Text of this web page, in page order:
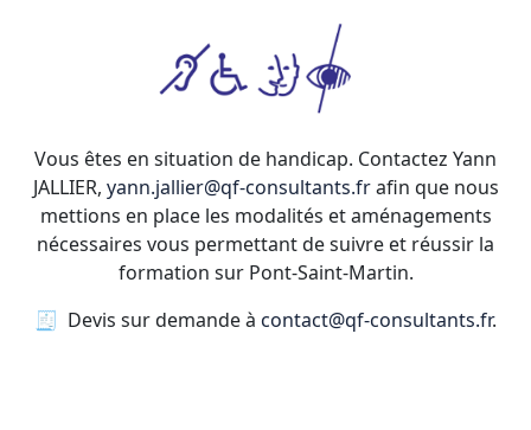
Vous êtes en situation de handicap. Contactez Yann
JALLIER, yann.jallier@qf-consultants.frafin que nous
mettions en place les modalités et aménagements
nécessaires vous permettant de suivre et réussir la
formation sur Pont-Saint-Martin.
🧾 Devis sur demande à contact@qf-consultants.fr.